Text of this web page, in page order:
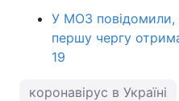
У МОЗ повідомили,
першу чергу
19
коронавірус в Україні